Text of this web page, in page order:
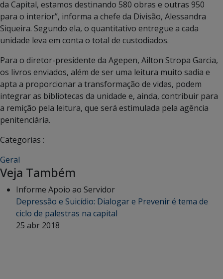
da Capital, estamos destinando 580 obras e outras 950
para o interior”, informa a chefe da Divisão, Alessandra
Siqueira. Segundo ela, o quantitativo entregue a cada
unidade leva em conta o total de custodiados.
Para o diretor-presidente da Agepen, Ailton Stropa Garcia,
os livros enviados, além de ser uma leitura muito sadia e
apta a proporcionar a transformação de vidas, podem
integrar as bibliotecas da unidade e, ainda, contribuir para
a remição pela leitura, que será estimulada pela agência
penitenciária.
Categorias :
Geral
Veja Também
Informe Apoio ao Servidor
Depressão e Suicídio: Dialogar e Prevenir é tema de
ciclo de palestras na capital
25 abr 2018